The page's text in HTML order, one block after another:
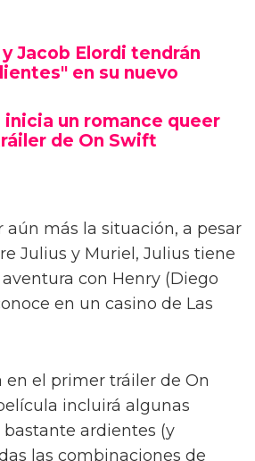
Jacob Elordi tendrán
en su nuevo
inicia un romance queer
de On Swift
aún más la situación, a pesar
Julius y Muriel, Julius tiene
con Henry (Diego
en un casino de Las
en el primer tráiler de On
incluirá algunas
bastante ardientes (y
las combinaciones de